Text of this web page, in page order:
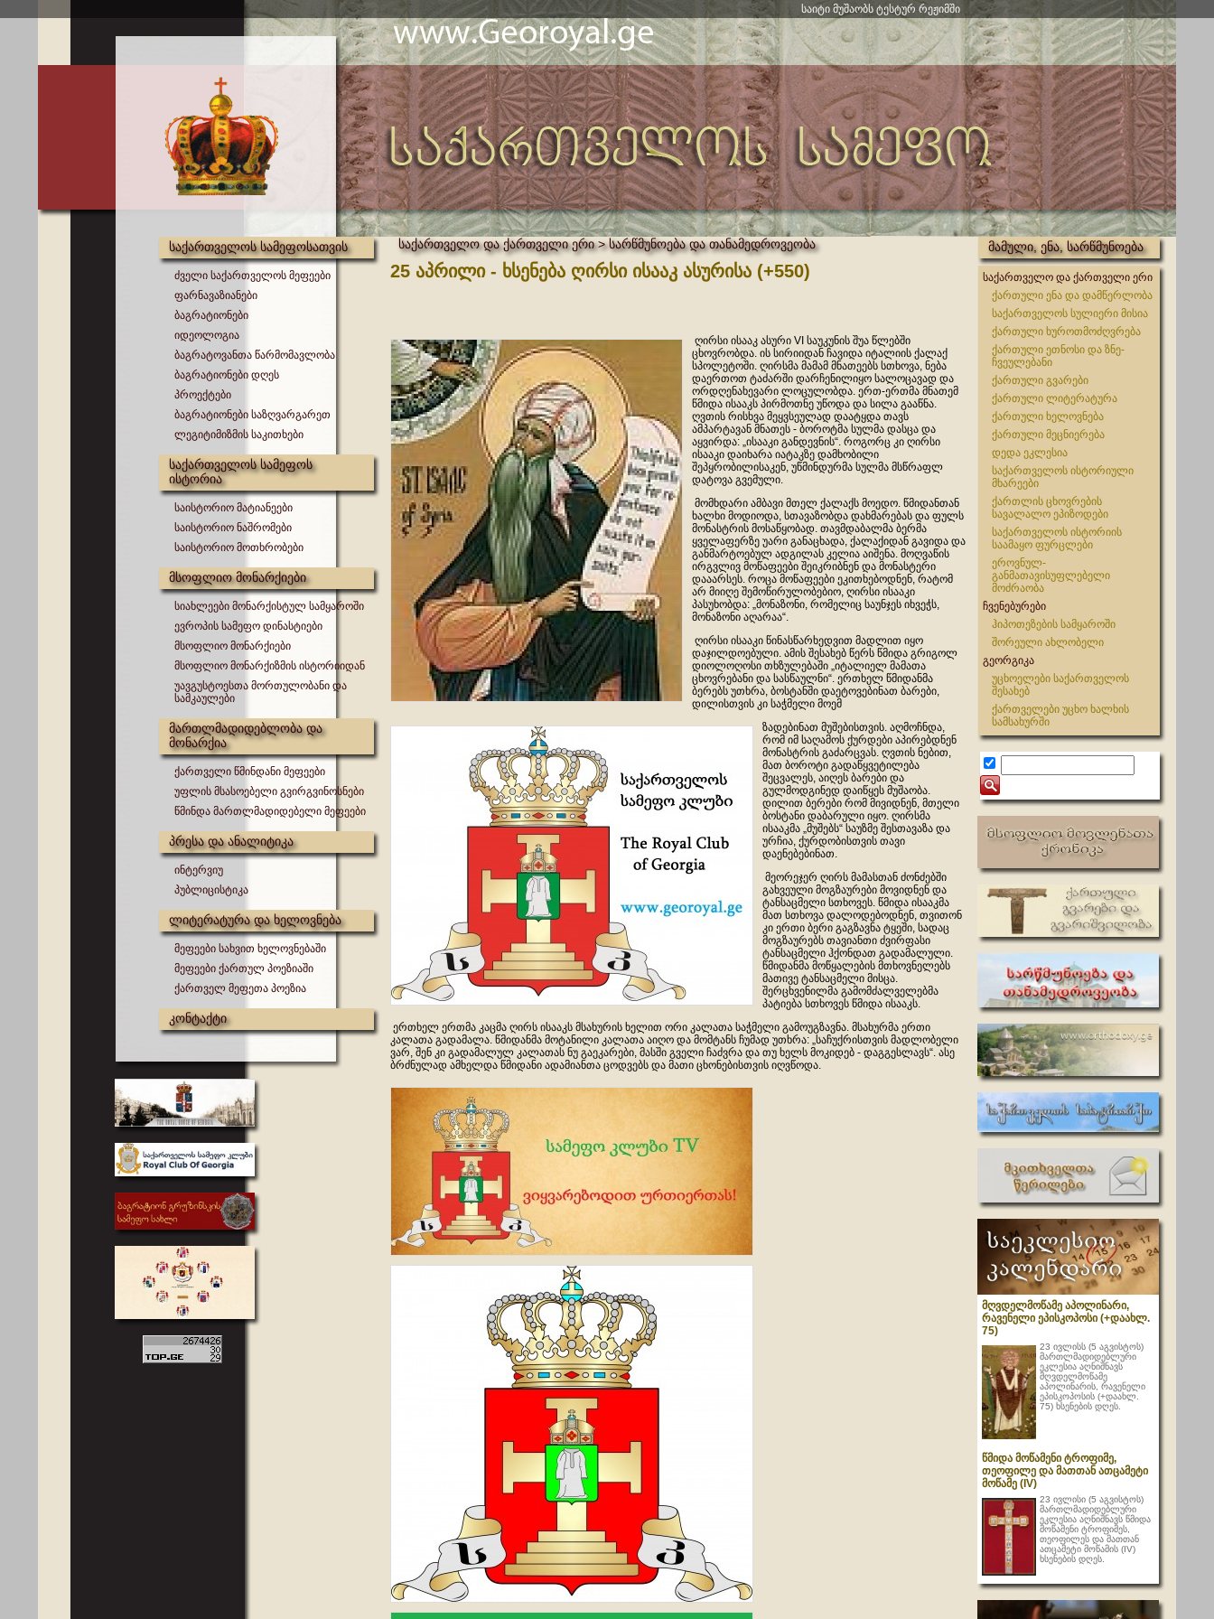
საიტი მუშაობს ტესტურ რეჟიმში
საქართველოს სამეფოსათვის
ძველი საქართველოს მეფეები
ფარნავაზიანები
ბაგრატიონები
იდეოლოგია
ბაგრატოვანთა წარმომავლობა
ბაგრატიონები დღეს
პროექტები
ბაგრატიონები საზღვარგარეთ
ლეგიტიმიზმის საკითხები
საქართველოს სამეფოს
ისტორია
საისტორიო მატიანეები
საისტორიო ნაშრომები
საისტორიო მოთხრობები
მსოფლიო მონარქიები
სიახლეები მონარქისტულ სამყაროში
ევროპის სამეფო დინასტიები
მსოფლიო მონარქიები
მსოფლიო მონარქიზმის ისტორიიდან
უავგუსტოესთა მორთულობანი და
სამკაულები
მართლმადიდებლობა და
მონარქია
ქართველი წმინდანი მეფეები
უფლის მსასოებელი გვირგვინოსნები
წმინდა მართლმადიდებელი მეფეები
პრესა და ანალიტიკა
ინტერვიუ
პუბლიცისტიკა
ლიტერატურა და ხელოვნება
მეფეები სახვით ხელოვნებაში
მეფეები ქართულ პოეზიაში
ქართველ მეფეთა პოეზია
კონტაქტი
საქართველო და ქართველი ერი > სარწმუნოება და თანამედროვეობა
25 აპრილი - ხსენება ღირსი ისააკ ასურისა (+550)
ღირსი ისააკ ასური VI საუკუნის შუა წლებში
ცხოვრობდა. ის სირიიდან ჩავიდა იტალიის ქალაქ
სპოლეტოში. ღირსმა მამამ მნათეებს სთხოვა, ნება
დაერთოთ ტაძარში დარჩენილიყო სალოცავად და
ორდღენახევარი ლოცულობდა. ერთ-ერთმა მნათემ
წმიდა ისააკს პირმოთნე უწოდა და სილა გააწნა.
ღვთის რისხვა მეყვსეულად დაატყდა თავს
ამპარტავან მნათეს - ბოროტმა სულმა დასცა და
აყვირდა: „ისააკი განდევნის“. როგორც კი ღირსი
ისააკი დაიხარა იატაკზე დამხობილი
შეპყრობილისაკენ, უწმინდურმა სულმა მსწრაფლ
დატოვა გვემული.
მომხდარი ამბავი მთელ ქალაქს მოედო. წმიდანთან
ხალხი მოდიოდა, სთავაზობდა დახმარებას და ფულს
მონასტრის მოსაწყობად. თავმდაბალმა ბერმა
ყველაფერზე უარი განაცხადა, ქალაქიდან გავიდა და
განმარტოებულ ადგილას კელია აიშენა. მოღვაწის
ირგვლივ მოწაფეები შეიკრიბნენ და მონასტერი
დააარსეს. როცა მოწაფეები ეკითხებოდნენ, რატომ
არ მიიღე შემოწირულობებიო, ღირსი ისააკი
პასუხობდა: „მონაზონი, რომელიც საუნჯეს იხვეჭს,
მონაზონი აღარაა“.
ღირსი ისააკი წინასწარხედვით მადლით იყო
დაჯილდოებული. ამის შესახებ წერს წმიდა გრიგოლ
დიოლოღოსი თხზულებაში „იტალიელ მამათა
ცხოვრებანი და სასწაულნი“. ერთხელ წმიდანმა
ბერებს უთხრა, ბოსტანში დაეტოვებინათ ბარები,
დილისთვის კი საჭმელი მოემ
ზადებინათ მუშებისთვის. აღმოჩნდა,
რომ იმ საღამოს ქურდები აპირებდნენ
მონასტრის გაძარცვას. ღვთის ნებით,
მათ ბოროტი გადაწყვეტილება
შეცვალეს, აიღეს ბარები და
გულმოდგინედ დაიწყეს მუშაობა.
დილით ბერები რომ მივიდნენ, მთელი
ბოსტანი დაბარული იყო. ღირსმა
ისააკმა „მუშებს“ საუზმე შესთავაზა და
ურჩია, ქურდობისთვის თავი
დაენებებინათ.
მეორეჯერ ღირს მამასთან ძონძებში
გახვეული მოგზაურები მოვიდნენ და
ტანსაცმელი სთხოვეს. წმიდა ისააკმა
მათ სთხოვა დალოდებოდნენ, თვითონ
კი ერთი ბერი გაგზავნა ტყეში, სადაც
მოგზაურებს თავიანთი ძვირფასი
ტანსაცმელი ჰქონდათ გადამალული.
წმიდანმა მოწყალების მთხოვნელებს
მათივე ტანსაცმელი მისცა.
შერცხვენილმა გამომძალველებმა
პატიება სთხოვეს წმიდა ისააკს.
ერთხელ ერთმა კაცმა ღირს ისააკს მსახურის ხელით ორი კალათა საჭმელი გამოუგზავნა. მსახურმა ერთი
კალათა გადამალა. წმიდანმა მოტანილი კალათა აიღო და მომტანს ჩუმად უთხრა: „საჩუქრისთვის მადლობელი
ვარ, შენ კი გადამალულ კალათას ნუ გაეკარები, მასში გველი ჩაძვრა და თუ ხელს მოკიდებ - დაგგესლავს“. ასე
ბრძნულად ამხელდა წმიდანი ადამიანთა ცოდვებს და მათი ცხონებისთვის იღვწოდა.
მამული, ენა, სარწმუნოება
საქართველო და ქართველი ერი
ქართული ენა და დამწერლობა
საქართველოს სულიერი მისია
ქართული ხუროთმოძღვრება
ქართული ეთნოსი და ზნე-
ჩვეულებანი
ქართული გვარები
ქართული ლიტერატურა
ქართული ხელოვნება
ქართული მეცნიერება
დედა ეკლესია
საქართველოს ისტორიული
მხარეები
ქართლის ცხოვრების
სავალალო ეპიზოდები
საქართველოს ისტორიის
საამაყო ფურცლები
ეროვნულ-
განმათავისუფლებელი
მოძრაობა
ჩვენებურები
ჰიპოთეზების სამყაროში
შორეული ახლობელი
გეორგიკა
უცხოელები საქართველოს
შესახებ
ქართველები უცხო ხალხის
სამსახურში
მღვდელმოწამე აპოლინარი,
რავენელი ეპისკოპოსი (+დაახლ.
75)
23 ივლისს (5 აგვისტოს)
მართლმადიდებლური
ეკლესია აღნიშნავს
მღვდელმოწამე
აპოლინარის, რავენელი
ეპისკოპოსის (+დაახლ.
75) ხსენების დღეს.
წმიდა მოწამენი ტროფიმე,
თეოფილე და მათთან ათცამეტი
მოწამე (IV)
23 ივლისი (5 აგვისტოს)
მართლმადიდებლური
ეკლესია აღნიშნავს წმიდა
მოწამენი ტროფიმეს,
თეოფილეს და მათთან
ათცამეტი მოწამის (IV)
ხსენების დღეს.